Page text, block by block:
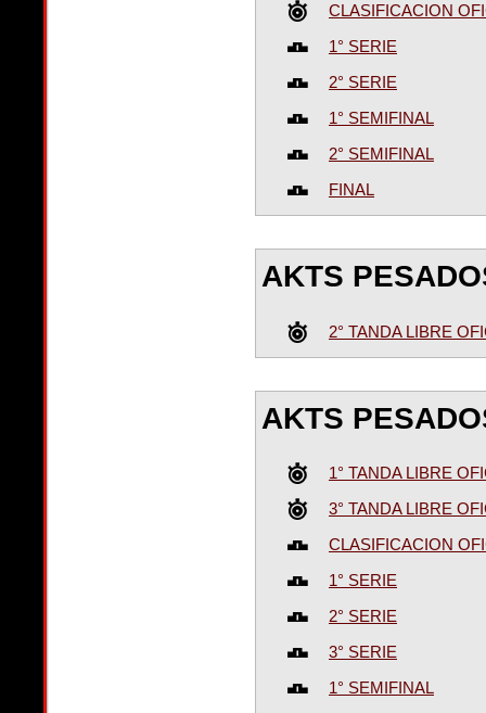
CLASIFICACION
1° SERIE
2° SERIE
1° SEMIFINAL
2° SEMIFINAL
FINAL
AKTS
2° TANDA LIBRE
AKTS
1° TANDA LIBRE
3° TANDA LIBRE
CLASIFICACION
1° SERIE
2° SERIE
3° SERIE
1° SEMIFINAL